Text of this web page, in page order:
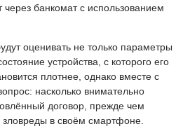
банкомат с использованием
оценивать не только параметры
устройства, с которого его
плотнее, однако вместе с
насколько внимательно
договор, прежде чем
зловреды в своём смартфоне.